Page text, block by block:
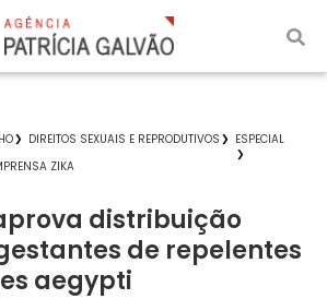
DIREITOS SEXUAIS E REPRODUTIVOS
ESPECIAL
ZIKA
distribuição
de repelentes
aegypti